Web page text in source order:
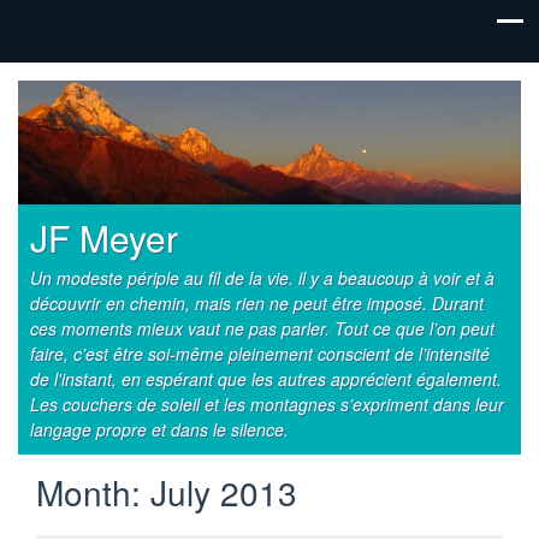
JF Meyer
Un modeste périple au fil de la vie. il y a beaucoup à voir et à
découvrir en chemin, mais rien ne peut être imposé. Durant
ces moments mieux vaut ne pas parler. Tout ce que l’on peut
faire, c’est être soi-même pleinement conscient de l’intensité
de l'instant, en espérant que les autres apprécient également.
Les couchers de soleil et les montagnes s’expriment dans leur
langage propre et dans le silence.
Month: July 2013